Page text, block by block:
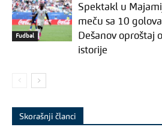
Fudbal
Spektakl u
meču sa 10
Dešanov oproštaj
istorije
Skorašnji članci